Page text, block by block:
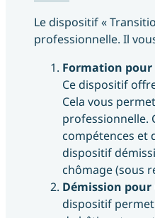
Le dispositif «
professionnelle. Il
Formation pour
Ce dispositif
Cela vous
professionnelle.
compétences et
dispositif
chômage (sous
Démission pour
dispositif